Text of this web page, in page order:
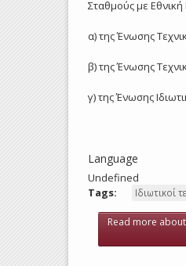
Σταθμούς με Εθνική
α) της Ένωσης
β) της Ένωσης
γ) της Ένωσης
Language
Undefined
Tags:
Ιδιωτικοί
Read more